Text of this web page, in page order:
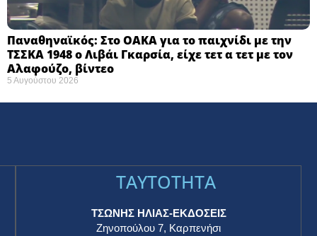
Παναθηναϊκός: Στο ΟΑΚΑ για το παιχνίδι με την
ΤΣΣΚΑ 1948 ο Λιβάι Γκαρσία, είχε τετ α τετ με τον
Αλαφούζο, βίντεο
5 Αυγούστου 2026
TAYTOTHTA
ΤΣΩΝΗΣ ΗΛΙΑΣ-ΕΚΔΟΣΕΙΣ
Ζηνοπούλου 7, Καρπενήσι